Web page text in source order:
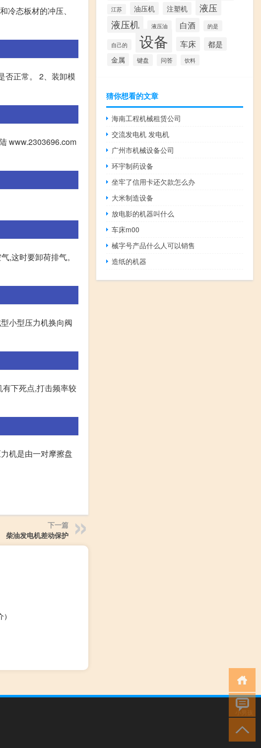
态板材的冲压、
否正常。 2、装卸模
www.2303696.com
,这时要卸荷排气。
小型压力机换向阀
下死点,打击频率较
机是由一对摩擦盘
下一篇
柴油发电机差动保护
江苏 油压机 注塑机 液压
液压机 液压油 白酒 的是
自己的 设备 车床 都是
金属 键盘 问答 饮料
猜你想看的文章
海南工程机械租赁公司
交流发电机 发电机
广州市机械设备公司
环宇制药设备
坐牢了信用卡还欠款怎么办
大米制造设备
放电影的机器叫什么
车床m00
械字号产品什么人可以销售
造纸的机器
小男孩